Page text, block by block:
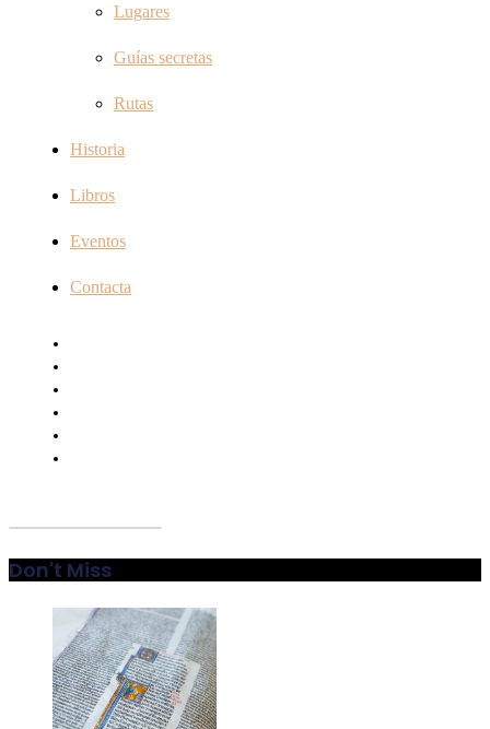
Lugares
Guías secretas
Rutas
Historia
Libros
Eventos
Contacta
Don't Miss